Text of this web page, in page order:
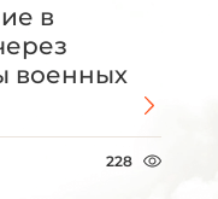
в
военных
228